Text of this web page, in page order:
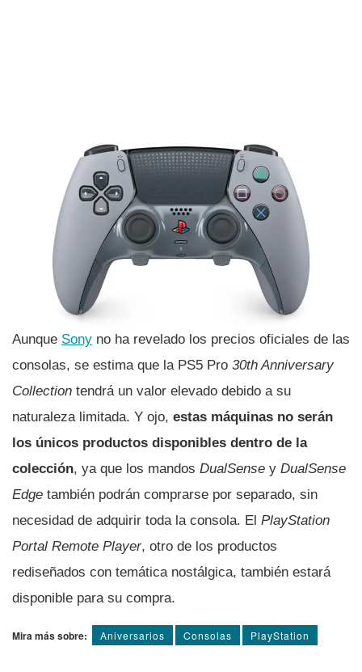
Aunque Sony no ha revelado los precios oficiales de las
consolas, se estima que la PS5 Pro 30th Anniversary
Collection tendrá un valor elevado debido a su
naturaleza limitada. Y ojo, estas máquinas no serán
los únicos productos disponibles dentro de la
colección, ya que los mandos DualSense y DualSense
Edge también podrán comprarse por separado, sin
necesidad de adquirir toda la consola. El PlayStation
Portal Remote Player, otro de los productos
rediseñados con temática nostálgica, también estará
disponible para su compra.
Mira más sobre: Aniversarios Consolas PlayStation